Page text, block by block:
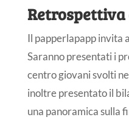
Il papperlapapp invita
Saranno presentati i
centro giovani svolti
inoltre presentato il
una panoramica sulla